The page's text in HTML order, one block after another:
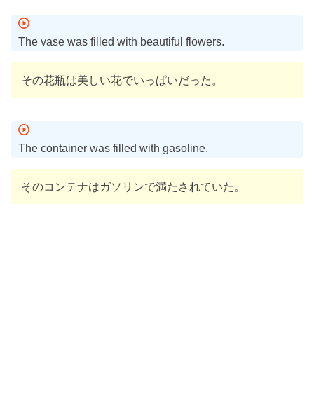
The vase was filled with beautiful flowers.
その花瓶は美しい花でいっぱいだった。
The container was filled with gasoline.
そのコンテナはガソリンで満たされていた。